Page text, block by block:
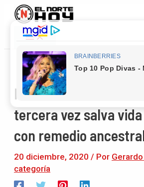
contenido
Main
Menu
Policía Maleku de
tercera vez salva
con remedio
20 diciembre, 2020 / Por
categoría
Navegación
entradas